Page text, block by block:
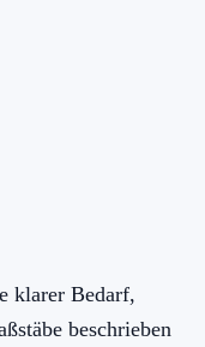
klarer Bedarf,
beschrieben